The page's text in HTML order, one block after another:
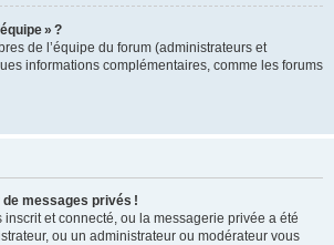
» ?
de l’équipe du forum (administrateurs et
informations complémentaires, comme les forums
messages privés !
inscrit et connecté, ou la messagerie privée a été
ou un administrateur ou modérateur vous